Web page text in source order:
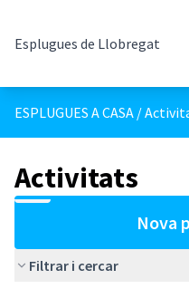
Esplugues de Llobregat
ESPLUGUES A CASA /
Activitats
Nova
Filtrar i cercar